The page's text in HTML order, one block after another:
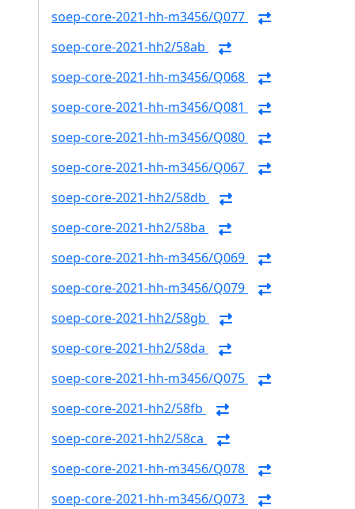
soep-core-2021-hh-m3456/Q077
soep-core-2021-hh2/58ab
soep-core-2021-hh-m3456/Q068
soep-core-2021-hh-m3456/Q081
soep-core-2021-hh-m3456/Q080
soep-core-2021-hh-m3456/Q067
soep-core-2021-hh2/58db
soep-core-2021-hh2/58ba
soep-core-2021-hh-m3456/Q069
soep-core-2021-hh-m3456/Q079
soep-core-2021-hh2/58gb
soep-core-2021-hh2/58da
soep-core-2021-hh-m3456/Q075
soep-core-2021-hh2/58fb
soep-core-2021-hh2/58ca
soep-core-2021-hh-m3456/Q078
soep-core-2021-hh-m3456/Q073